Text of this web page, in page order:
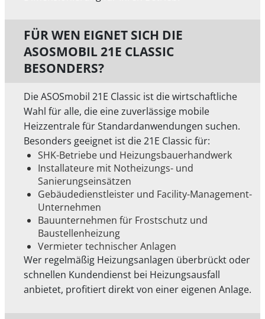
FÜR WEN EIGNET SICH DIE
ASOSMOBIL 21E CLASSIC
BESONDERS?
Die ASOSmobil 21E Classic ist die wirtschaftliche
Wahl für alle, die eine zuverlässige mobile
Heizzentrale für Standardanwendungen suchen.
Besonders geeignet ist die 21E Classic für:
SHK-Betriebe und Heizungsbauerhandwerk
Installateure mit Notheizungs- und
Sanierungseinsätzen
Gebäudedienstleister und Facility-Management-
Unternehmen
Bauunternehmen für Frostschutz und
Baustellenheizung
Vermieter technischer Anlagen
Wer regelmäßig Heizungsanlagen überbrückt oder
schnellen Kundendienst bei Heizungsausfall
anbietet, profitiert direkt von einer eigenen Anlage.